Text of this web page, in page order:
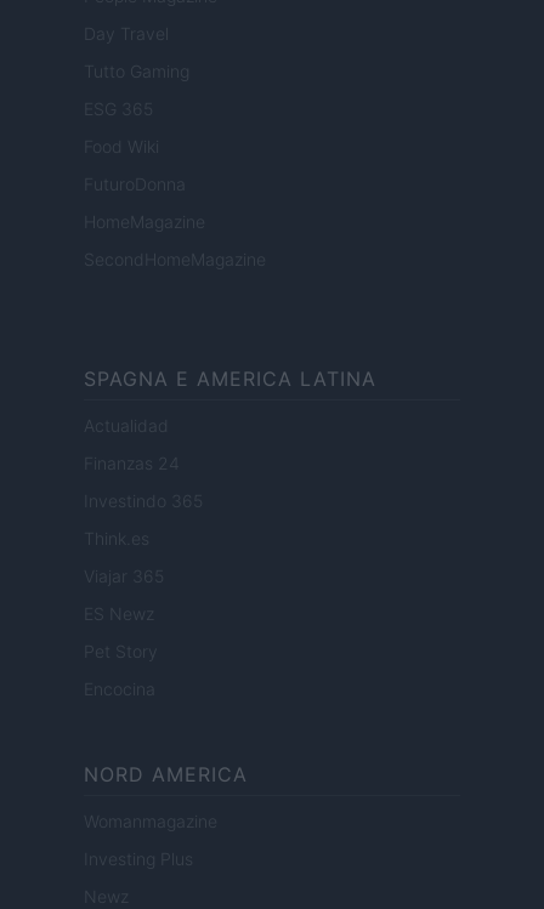
Day Travel
Tutto Gaming
ESG 365
Food Wiki
FuturoDonna
HomeMagazine
SecondHomeMagazine
SPAGNA E AMERICA LATINA
Actualidad
Finanzas 24
Investindo 365
Think.es
Viajar 365
ES Newz
Pet Story
Encocina
NORD AMERICA
Womanmagazine
Investing Plus
Newz